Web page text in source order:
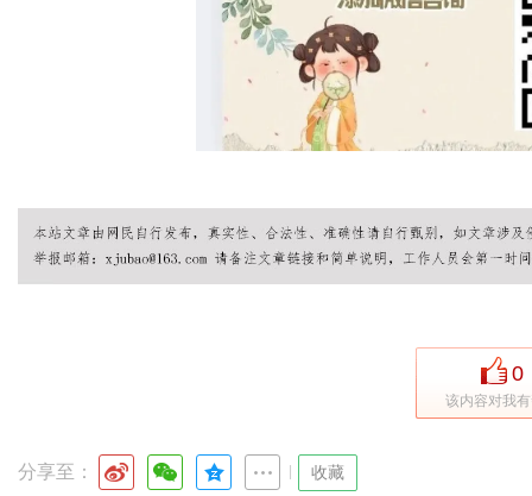
0
该内容对我
分享至： 收藏